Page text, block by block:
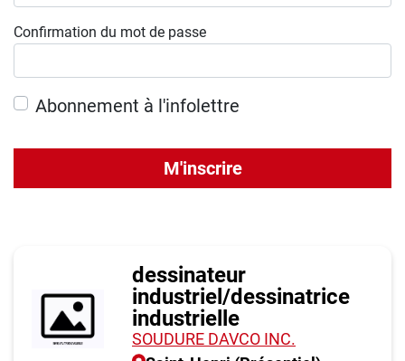
Confirmation du mot de passe
Abonnement à l'infolettre
M'inscrire
dessinateur
industriel/dessinatrice
industrielle
SOUDURE DAVCO INC.